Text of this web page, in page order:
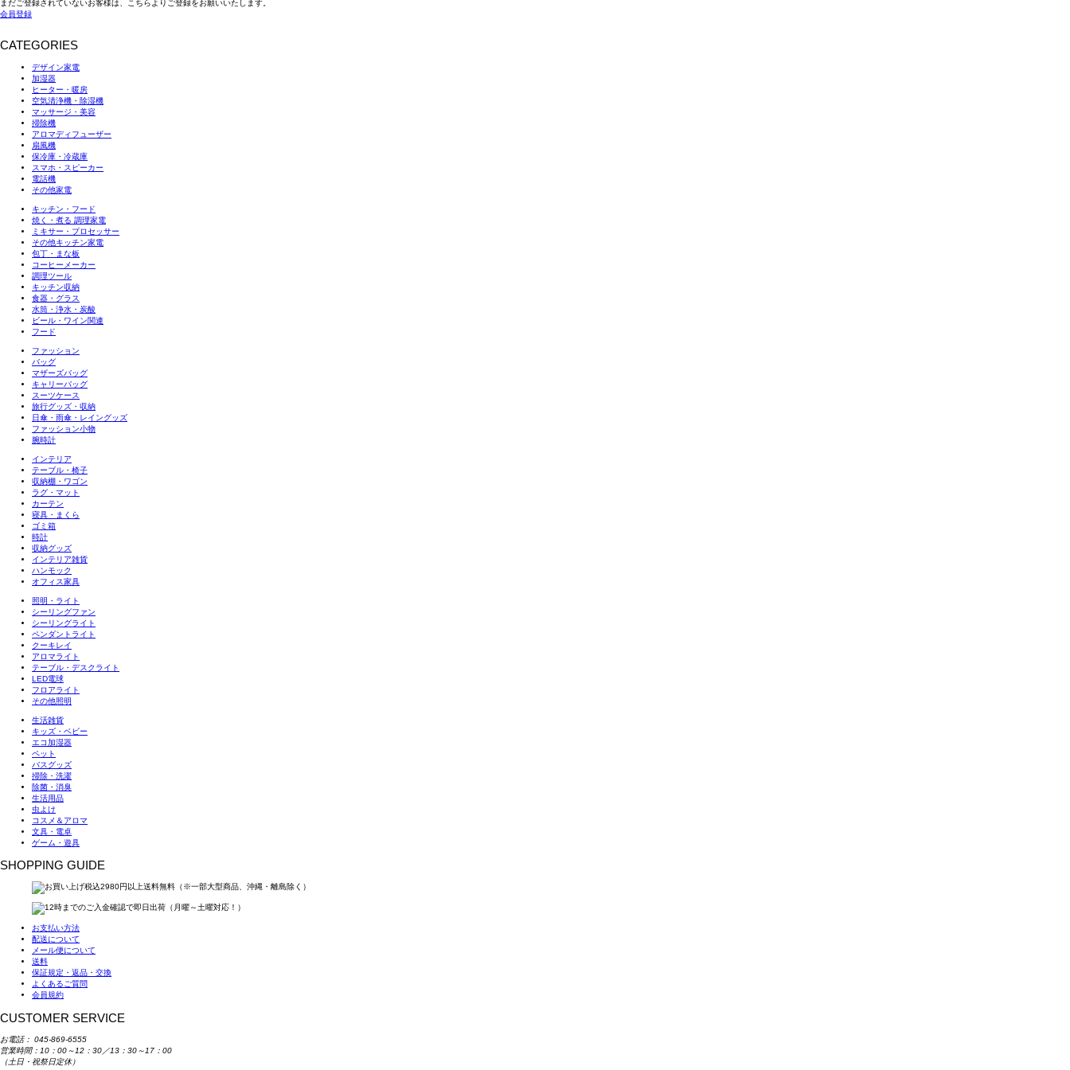
まだご登録されていないお客様は、こちらよりご登録をお願いいたします。
会員登録
CATEGORIES
デザイン家電
加湿器
ヒーター・暖房
空気清浄機・除湿機
マッサージ・美容
掃除機
アロマディフューザー
扇風機
保冷庫・冷蔵庫
スマホ・スピーカー
電話機
その他家電
キッチン・フード
焼く・煮る 調理家電
ミキサー・プロセッサー
その他キッチン家電
包丁・まな板
コーヒーメーカー
調理ツール
キッチン収納
食器・グラス
水筒・浄水・炭酸
ビール・ワイン関連
フード
ファッション
バッグ
マザーズバッグ
キャリーバッグ
スーツケース
旅行グッズ・収納
日傘・雨傘・レイングッズ
ファッション小物
腕時計
インテリア
テーブル・椅子
収納棚・ワゴン
ラグ・マット
カーテン
寝具・まくら
ゴミ箱
時計
収納グッズ
インテリア雑貨
ハンモック
オフィス家具
照明・ライト
シーリングファン
シーリングライト
ペンダントライト
クーキレイ
アロマライト
テーブル・デスクライト
LED電球
フロアライト
その他照明
生活雑貨
キッズ・ベビー
エコ加湿器
ペット
バスグッズ
掃除・洗濯
除菌・消臭
生活用品
虫よけ
コスメ＆アロマ
文具・電卓
ゲーム・遊具
SHOPPING GUIDE
お支払い方法
配送について
メール便について
送料
保証規定・返品・交換
よくあるご質問
会員規約
CUSTOMER SERVICE
お電話： 045-869-6555
営業時間：10：00～12：30／13：30～17：00
（土日・祝祭日定休）